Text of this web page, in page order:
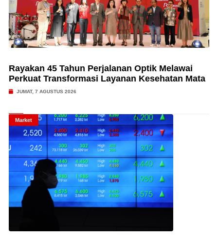
Rayakan 45 Tahun Perjalanan Optik Melawai
Perkuat Transformasi Layanan Kesehatan Mata
JUMAT, 7 AGUSTUS 2026
Market